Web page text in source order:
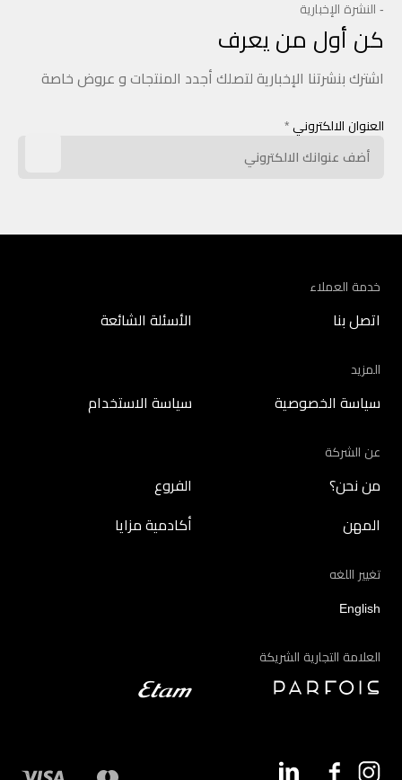
- النشرة الإخبارية
كن أول من يعرف
اشترك بنشرتنا الإخبارية لتصلك أجدد المنتجات و عروض خاصة
العنوان الالكتروني *
خدمة العملاء
اتصل بنا الأسئلة الشائعة
المزيد
سياسة الخصوصية سياسة الاستخدام
عن الشركة
من نحن؟ الفروع
المهن أكادمية مزايا
تغيير اللغه
English
العلامة التجارية الشريكة